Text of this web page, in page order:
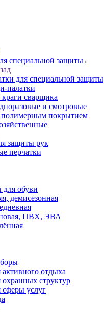
специальной защиты
для специальной защиты
палатки
сварщика
и смотровые
полимерным покрытием
защиты рук
перчатки
для обуви
демисезонная
ПВХ, ЭВА
отдыха
структур
услуг